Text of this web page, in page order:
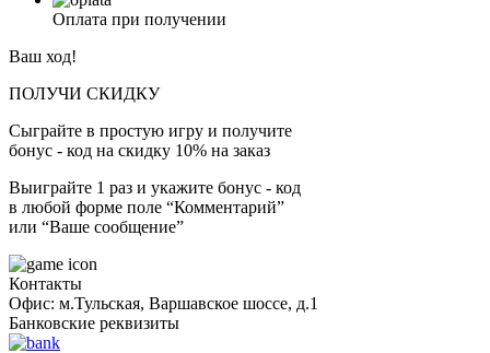
Оплата при получении
Ваш ход!
ПОЛУЧИ СКИДКУ
Сыграйте в простую игру и получите
бонус - код на скидку 10% на заказ
Выиграйте 1 раз и укажите бонус - код
в любой форме поле “Комментарий”
или “Ваше сообщение”
Контакты
Офис: м.Тульская, Варшавское шоссе, д.1
Банковские реквизиты